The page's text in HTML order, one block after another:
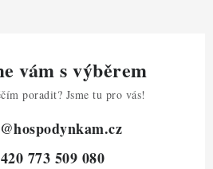
vám s výběrem
poradit? Jsme tu pro vás!
@hospodynkam.cz
773 509 080